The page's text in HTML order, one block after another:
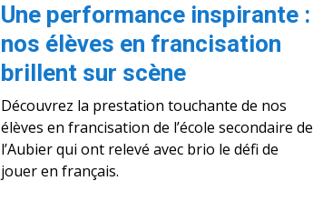
Une performance inspirante :
nos élèves en francisation
brillent sur scène
Découvrez la prestation touchante de nos
élèves en francisation de l’école secondaire de
l’Aubier qui ont relevé avec brio le défi de
jouer en français.